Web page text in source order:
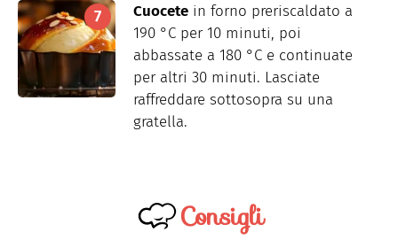
Cuocete in forno preriscaldato a
190 °C per 10 minuti, poi
abbassate a 180 °C e continuate
per altri 30 minuti. Lasciate
raffreddare sottosopra su una
gratella.
Consigli